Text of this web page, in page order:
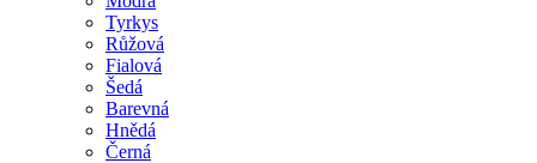
Tyrkys
Růžová
Fialová
Šedá
Barevná
Hnědá
Černá